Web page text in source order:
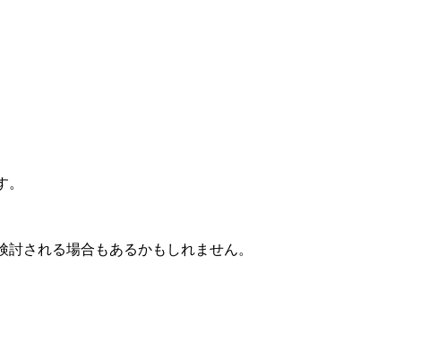
される場合もあるかもしれません。